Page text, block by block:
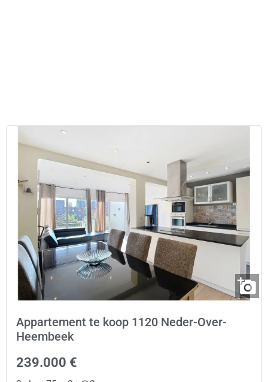
Appartement te koop 1120 Neder-Over-
Heembeek
239.000 €